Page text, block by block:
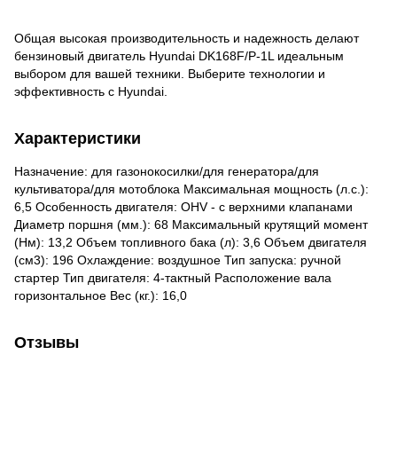
Общая высокая производительность и надежность делают
бензиновый двигатель Hyundai DK168F/P-1L идеальным
выбором для вашей техники. Выберите технологии и
эффективность с Hyundai.
Характеристики
Назначение: для газонокосилки/для генератора/для
культиватора/для мотоблока Максимальная мощность (л.с.):
6,5 Особенность двигателя: OHV - с верхними клапанами
Диаметр поршня (мм.): 68 Максимальный крутящий момент
(Нм): 13,2 Объем топливного бака (л): 3,6 Объем двигателя
(см3): 196 Охлаждение: воздушное Тип запуска: ручной
стартер Тип двигателя: 4-тактный Расположение вала
горизонтальное Вес (кг.): 16,0
Отзывы